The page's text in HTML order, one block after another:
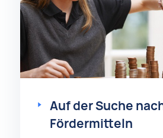
Auf der Suche
Fördermitteln